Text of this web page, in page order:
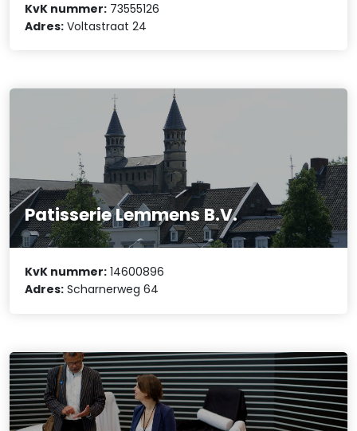
KvK nummer: 73555126
Adres: Voltastraat 24
Patisserie Lemmens B.V.
KvK nummer: 14600896
Adres: Scharnerweg 64